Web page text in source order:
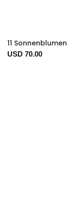
11 Sonnenblumen
USD 70.00